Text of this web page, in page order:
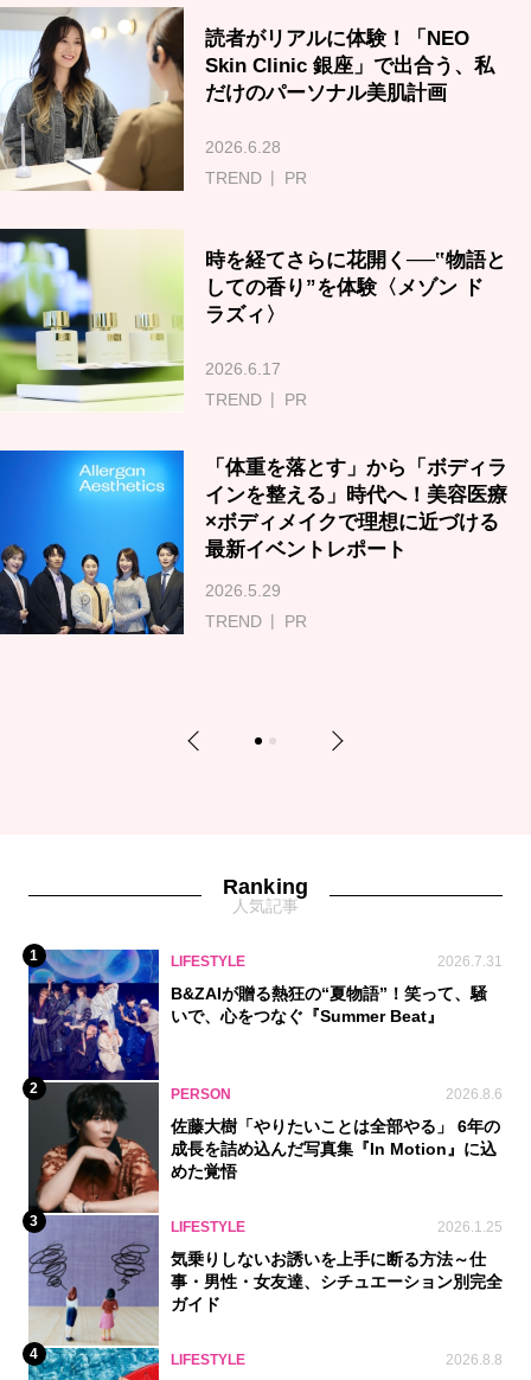
読者がリアルに体験！「NEO
Skin Clinic 銀座」で出合う、私
だけのパーソナル美肌計画
2026.6.28
TREND
PR
時を経てさらに花開く──‟物語と
しての香り”を体験〈メゾン ド
ラズィ〉
2026.6.17
TREND
PR
「体重を落とす」から「ボディラ
インを整える」時代へ！美容医療
×ボディメイクで理想に近づける
最新イベントレポート
2026.5.29
TREND
PR
Previous 1 2 Next
Ranking
人気記事
1 LIFESTYLE 2026.7.31
B&ZAIが贈る熱狂の“夏物語”！笑って、騒
いで、心をつなぐ『Summer Beat』
2 PERSON 2026.8.6
佐藤大樹「やりたいことは全部やる」 6年の
成長を詰め込んだ写真集『In Motion』に込
めた覚悟
3 LIFESTYLE 2026.1.25
気乗りしないお誘いを上手に断る方法～仕
事・男性・女友達、シチュエーション別完全
ガイド
4 LIFESTYLE 2026.8.8